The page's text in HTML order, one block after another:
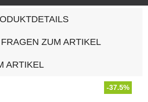
FRAGEN ZUM ARTIKEL
ARTIKEL
-37.5%